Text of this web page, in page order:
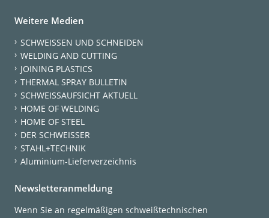
Weitere Medien
SCHWEISSEN UND SCHNEIDEN
WELDING AND CUTTING
JOINING PLASTICS
THERMAL SPRAY BULLETIN
SCHWEISSAUFSICHT AKTUELL
HOME OF WELDING
HOME OF STEEL
DER SCHWEISSER
STAHL+TECHNIK
Aluminium-Lieferverzeichnis
Newsletteranmeldung
Wenn Sie an regelmäßigen schweißtechnischen